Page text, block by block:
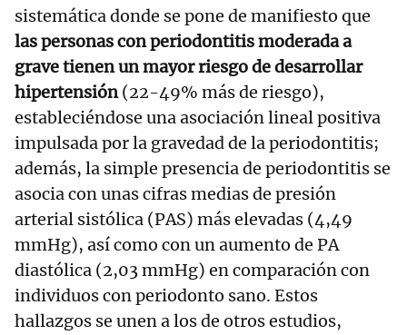
sistemática donde se pone de manifiesto que
las personas con periodontitis moderada a
grave tienen un mayor riesgo de desarrollar
hipertensión(22-49% más de riesgo),
estableciéndose una asociación lineal positiva
impulsada por la gravedad de la periodontitis;
además, la simple presencia de periodontitis se
asocia con unas cifras medias de presión
arterial sistólica (PAS) más elevadas (4,49
mmHg), así como con un aumento de PA
diastólica (2,03 mmHg) en comparación con
individuos con periodonto sano. Estos
hallazgos se unen a los de otros estudios,